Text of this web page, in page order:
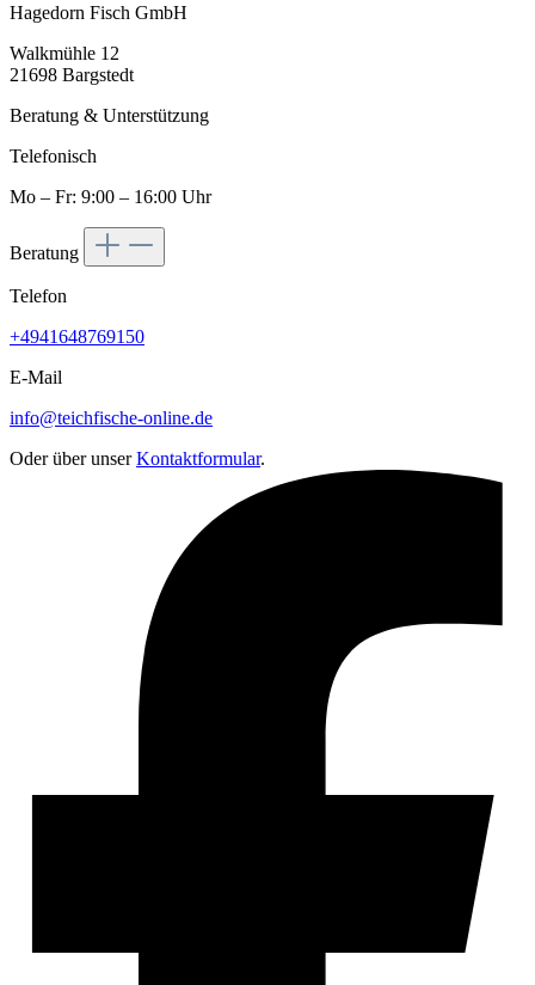
Hagedorn Fisch GmbH
Walkmühle 12
21698 Bargstedt
Beratung & Unterstützung
Telefonisch
Mo – Fr: 9:00 – 16:00 Uhr
Beratung
Telefon
+4941648769150
E-Mail
info@teichfische-online.de
Oder über unserKontaktformular.